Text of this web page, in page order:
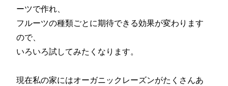
ーツで作れ、
フルーツの種類ごとに期待できる効果が変わります
ので、
いろいろ試してみたくなります。
現在私の家にはオーガニックレーズンがたくさんあ